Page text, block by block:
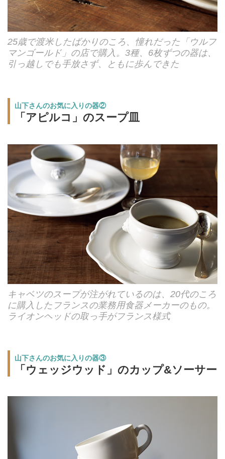
25歳で渡米したばかりのころ、憧れだった「ウルフ
マンゴールド」の店で購入。3種、6枚ずつの器は、
引っ越しでも手放さず、ともに歩んできた
山下さんのお気に入りの器②
「アピルコ」のスープ皿
キャベツのスープが注がれているのは、20代のころ
に購入したフランスの業務用食器メーカーのもの。
ライオンヘッドの取っ手がフランス様式
山下さんのお気に入りの器③
「ウェッジウッド」のカップ&ソーサー